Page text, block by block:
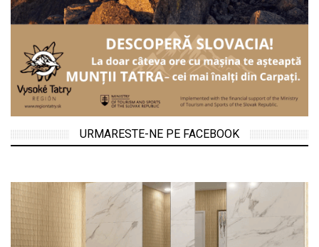
URMARESTE-NE PE FACEBOOK